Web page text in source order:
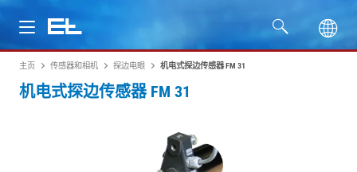
产品
主页 传感器和相机 探边电眼 机电式探边传感器 FM 31
机电式探边传感器 FM 31